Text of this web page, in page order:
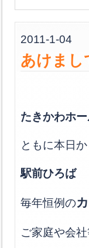
2011-1-04
あけまし
たきかわホ
ともに本日
駅前ひろば
毎年恒例の
ご家庭や会